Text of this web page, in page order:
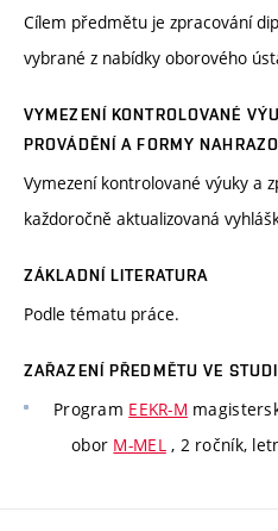
Cílem předmětu je zpracování
vybrané z nabídky oborového
VYMEZENÍ KONTROLOVANÉ
PROVÁDĚNÍ A FORMY
Vymezení kontrolované výuky a
každoročně aktualizovaná
ZÁKLADNÍ LITERATURA
Podle tématu práce.
ZAŘAZENÍ PŘEDMĚTU VE
Program EEKR-M
obor M-MEL, 2 ročník,